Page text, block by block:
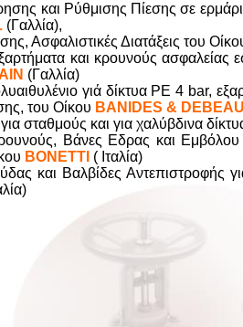
και Ρύθμισης Πίεσης σε
(Γαλλία),
Ασφαλιστικές Διατάξεις του
και κρουνούς
(Γαλλία)
γιά δίκτυα ΡΕ 4 bar,
του Οίκου BANIDES &
σταθμούς και για χαλύβδινα
Βάνες Εδρας και
BONETTI ( Iταλία)
και Βαλβίδες Αντεπιστροφής